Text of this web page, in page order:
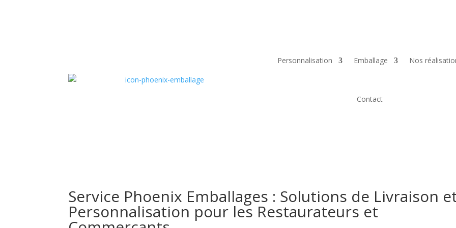
Personnalisation Emballage Nos
Contact
Service Phoenix Emballages : Solutions de Livraison
Personnalisation pour les Restaurateurs et